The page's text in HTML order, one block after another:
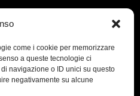
come i cookie per memorizzare
a queste tecnologie ci
navigazione o ID unici su questo
negativamente su alcune